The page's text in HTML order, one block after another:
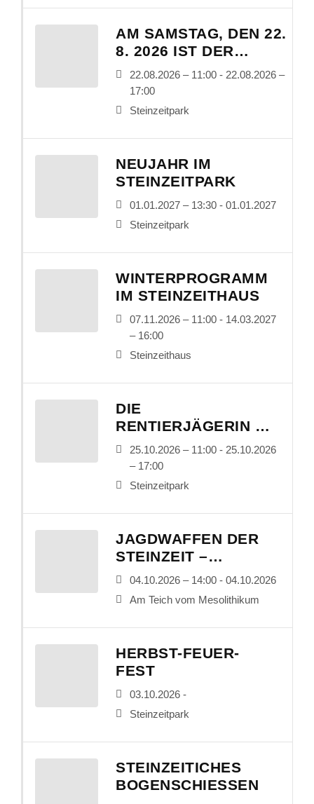
AM SAMSTAG, DEN 22.
8. 2026 IST DER
STEINZEITPARK
AUFGRUND EINER
GEBUCHTEN
GROSSVERANSTALTUNG G
ESPERRT
22.08.2026 – 11:00 - 22.08.2026 –
17:00
Steinzeitpark
NEUJAHR IM
STEINZEITPARK
01.01.2027 – 13:30 - 01.01.2027
Steinzeitpark
WINTERPROGRAMM
IM STEINZEITHAUS
07.11.2026 – 11:00 - 14.03.2027
– 16:00
Steinzeithaus
DIE
RENTIERJÄGERIN –
LEBEN UND ALLTAG
IN DER
ALTSTEINZEIT
25.10.2026 – 11:00 - 25.10.2026
– 17:00
Steinzeitpark
JAGDWAFFEN DER
STEINZEIT –
VORFÜHRUNG
04.10.2026 – 14:00 - 04.10.2026
Am Teich vom Mesolithikum
HERBST-FEUER-
FEST
03.10.2026 -
Steinzeitpark
STEINZEITICHES
BOGENSCHIESSEN